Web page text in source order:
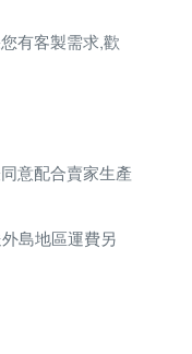
有客製需求,歡
意配合賣家生產
島地區運費另